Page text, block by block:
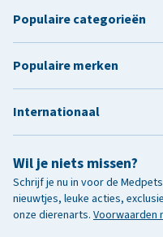
Wil je niets missen?
Schrijf je nu in voor de
nieuwtjes, leuke acties,
onze dierenarts. Voorwaarden
Populaire categorieën
Populaire merken
Internationaal